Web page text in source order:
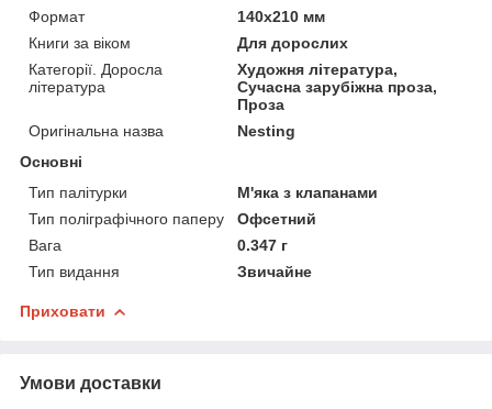
Формат
140x210 мм
Книги за віком
Для дорослих
Категорії. Доросла
література
Художня література,
Сучасна зарубіжна проза,
Проза
Оригінальна назва
Nesting
Основні
Тип палітурки
М'яка з клапанами
Тип поліграфічного паперу
Офсетний
Вага
0.347 г
Тип видання
Звичайне
Приховати
Умови доставки